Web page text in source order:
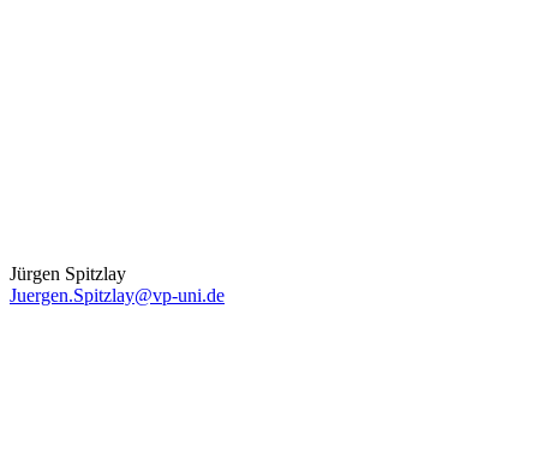
Jürgen Spitzlay
Juergen.Spitzlay@vp-uni.de